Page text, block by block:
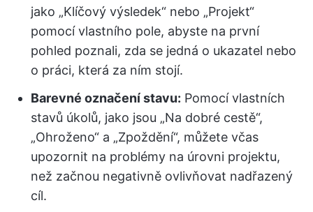
jako „Klíčový výsledek“ nebo „Projekt“
pomocí vlastního pole, abyste na první
pohled poznali, zda se jedná o ukazatel nebo
o práci, která za ním stojí.
Barevné označení stavu: Pomocí vlastních
stavů úkolů, jako jsou „Na dobré cestě“,
„Ohroženo“ a „Zpoždění“, můžete včas
upozornit na problémy na úrovni projektu,
než začnou negativně ovlivňovat nadřazený
cíl.